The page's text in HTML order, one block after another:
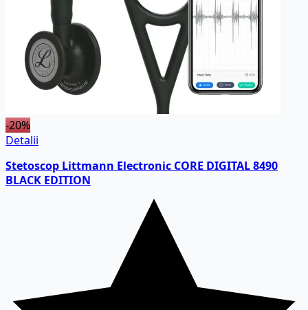
-20%
Detalii
Stetoscop Littmann Electronic CORE DIGITAL 8490
BLACK EDITION